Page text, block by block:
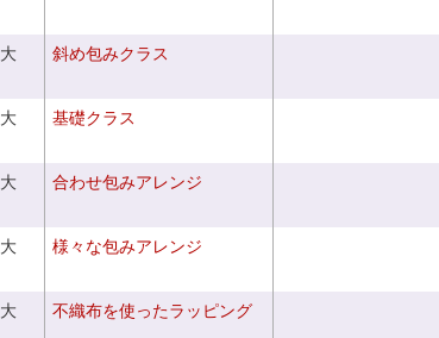
斜め包みクラス
基礎クラス
合わせ包みアレンジ
様々な包みアレンジ
不織布を使ったラッピング